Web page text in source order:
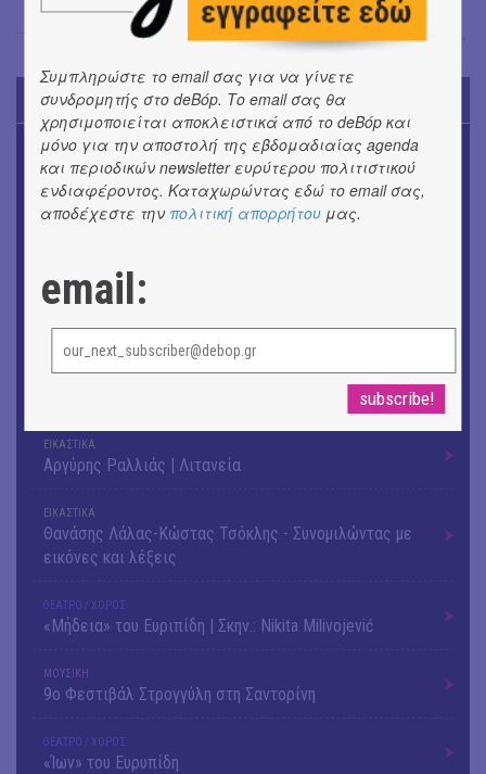
TODAY'S EVENTS
ΜΟΥΣΙΚΗ
16o Samos Young Artists Festival
OUTDΟORS
ΘΕΑΤΡΟ / ΧΟΡΟΣ
«ΑΗ ΛΑΟΣ» | Ένα σκηνικό ρέκβιεμ για την ήττα ενός
λαού
ΕΙΚΑΣΤΙΚΑ
ΕΙΚΑΣΤΙΚΑ
Αργύρης Ραλλιάς | Λιτανεία
ΕΙΚΑΣΤΙΚΑ
Θανάσης Λάλας-Κώστας Τσόκλης - Συνομιλώντας με
εικόνες και λέξεις
ΘΕΑΤΡΟ / ΧΟΡΟΣ
«Μήδεια» του Ευριπίδη | Σκην.: Nikita Milivojević
ΜΟΥΣΙΚΗ
9o Φεστιβάλ Στρογγύλη στη Σαντορίνη
ΘΕΑΤΡΟ / ΧΟΡΟΣ
«Ίων» του Ευρυπίδη
Συμπληρώστε το email σας για να γίνετε
συνδρομητής στο deBόp. Το email σας θα
χρησιμοποιείται αποκλειστικά από το deBόp και
μόνο για την αποστολή της εβδομαδιαίας agenda
και περιοδικών newsletter ευρύτερου πολιτιστικού
ενδιαφέροντος. Καταχωρώντας εδώ το email σας,
αποδέχεστε την πολιτική απορρήτου μας.
email: